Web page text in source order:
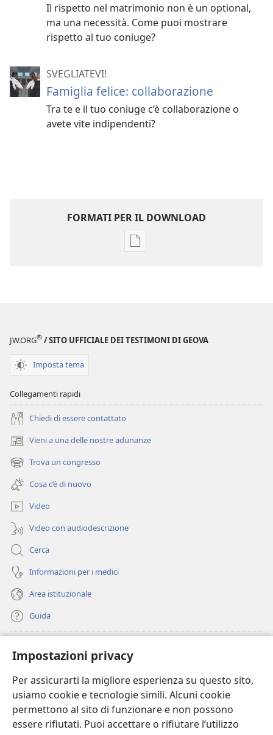
Impostazioni privacy
Per assicurarti la migliore esperienza su questo sito,
usiamo cookie e tecnologie simili. Alcuni cookie
permettono al sito di funzionare e non possono
essere rifiutati. Puoi accettare o rifiutare l’utilizzo
Il rispetto nel matrimonio non è un optional,
ma una necessità. Come puoi mostrare
rispetto al tuo coniuge?
SVEGLIATEVI!
Famiglia felice: collaborazione
Tra te e il tuo coniuge c’è collaborazione o
avete vite indipendenti?
FORMATI PER IL DOWNLOAD
Opzioni
LA
JW.ORG® / SITO UFFICIALE DEI TESTIMONI DI GEOVA
Imposta tema
Collegamenti rapidi
Chiedi di essere contattato
Vieni a una delle nostre adunanze
(apre
una
nuova
finestra)
Trova un congresso
(apre
una
nuova
finestra)
Cosa c’è di nuovo
Video
Video con audiodescrizione
Cerca
Informazioni per i medici
Area istituzionale
Guida
(apre
una
nuova
finestra)
BIBLIOTECA ONLINE Watchtower
(apre
una
nuova
finestra)
JW Hub
(apre
una